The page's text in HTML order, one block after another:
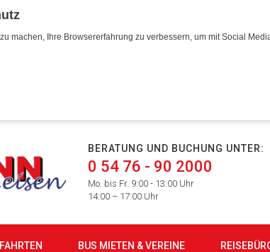
machen, Ihre Browsererfahrung zu verbessern, um mit Social
BERATUNG UND BUCHUNG UNTER:
0 54 76 - 90 2000
Mo. bis Fr. 9:00 - 13:00 Uhr
14:00 – 17:00 Uhr
BUS MIETEN & VEREINE